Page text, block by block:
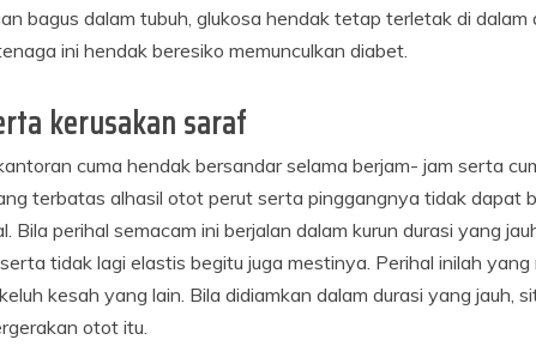
bagus dalam tubuh, glukosa hendak tetap terletak di dalam
ini hendak beresiko memunculkan diabet.
kerusakan saraf
cuma hendak bersandar selama berjam- jam serta
terbatas alhasil otot perut serta pinggangnya tidak dapat
Bila perihal semacam ini berjalan dalam kurun durasi yang
tidak lagi elastis begitu juga mestinya. Perihal inilah
kesah yang lain. Bila didiamkan dalam durasi yang jauh,
otot itu.